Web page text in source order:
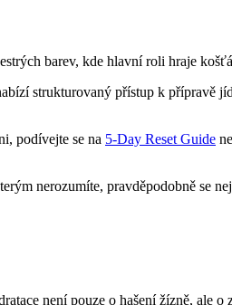
barev, kde hlavní roli hraje
strukturovaný přístup k přípravě
podívejte se na 5-Day Reset Guide
nerozumíte, pravděpodobně se
není pouze o hašení žízně,